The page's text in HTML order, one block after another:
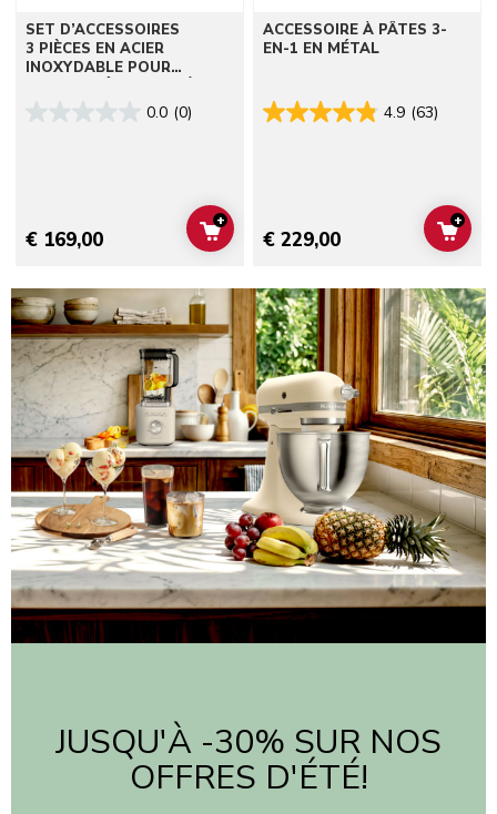
SET D’ACCESSOIRES
3 PIÈCES EN ACIER
INOXYDABLE POUR
TÊTE INCLINABLE0.0 (0)
€ 169,00 ADD TO CART
+
ACCESSOIRE À PÂTES 3-
EN-1 EN MÉTAL
4.9 (63)
€ 229,00 ADD
+
JUSQU'À -30% SUR NOS
OFFRES D'ÉTÉ!